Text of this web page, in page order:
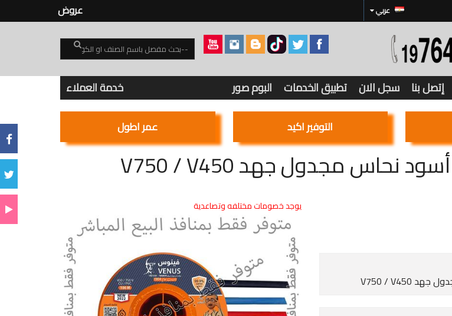
عربي عروض
إتصل بنا سجل الان تطبيق الخدمات البوم صور خدمة العملاء
التوفير اكيد عمر اطول
يوجد خصومات مختلفه وتصاعدية